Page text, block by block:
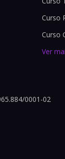
Curso
Curso
Ver
0001-02